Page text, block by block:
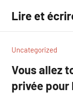
contenu
Lire et
Uncategorized
Vous allez
privée pour